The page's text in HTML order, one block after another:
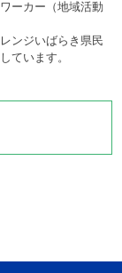
ーカー（地域活動
ンジいばらき県民
ています。